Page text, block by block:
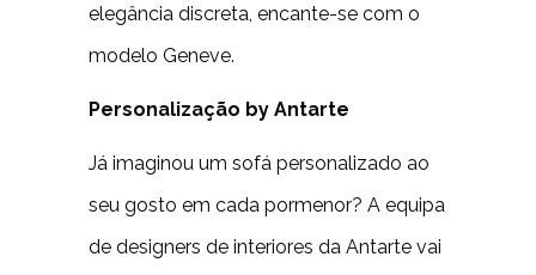
elegância discreta, encante-se com o
modelo Geneve.
Personalização by Antarte
Já imaginou um sofá personalizado ao
seu gosto em cada pormenor? A equipa
de designers de interiores da Antarte vai